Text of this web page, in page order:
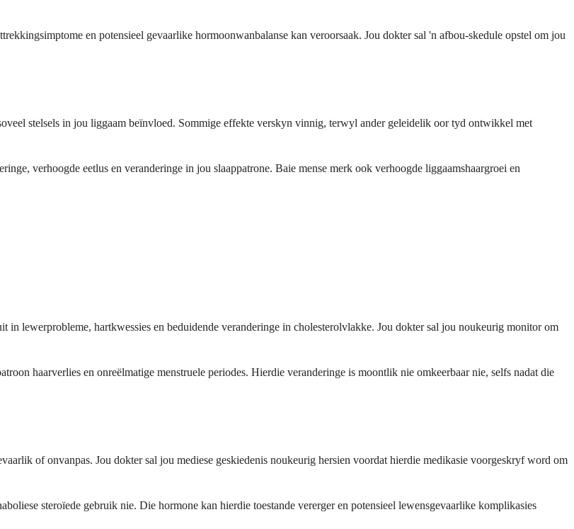
en potensieel gevaarlike hormoonwanbalanse kan veroorsaak. Jou dokter sal 'n afbou-skedule opstel om jou
stelsels in jou liggaam beïnvloed. Sommige effekte verskyn vinnig, terwyl ander geleidelik oor tyd ontwikkel met
verhoogde eetlus en veranderinge in jou slaappatrone. Baie mense merk ook verhoogde liggaamshaargroei en
lewerprobleme, hartkwessies en beduidende veranderinge in cholesterolvlakke. Jou dokter sal jou noukeurig monitor om
haarverlies en onreëlmatige menstruele periodes. Hierdie veranderinge is moontlik nie omkeerbaar nie, selfs nadat die
of onvanpas. Jou dokter sal jou mediese geskiedenis noukeurig hersien voordat hierdie medikasie voorgeskryf word om
steroïede gebruik nie. Die hormone kan hierdie toestande vererger en potensieel lewensgevaarlike komplikasies